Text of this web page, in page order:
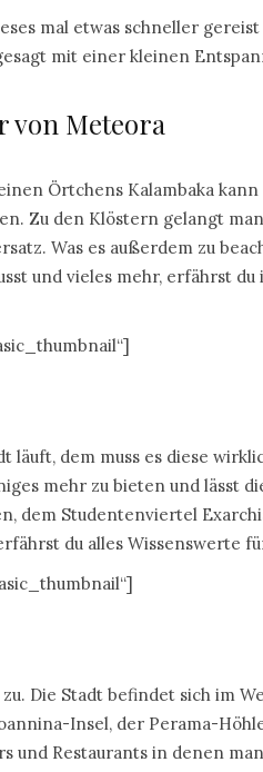
mal etwas schneller
mit einer kleinen
von Meteora
Örtchens Kalambaka kann
Zu den Klöstern gelangt
Was es außerdem zu
und vieles mehr, erfährst du
läuft, dem muss es diese
mehr zu bieten und lässt
dem Studentenviertel
du alles Wissenswerte
Die Stadt befindet sich im
Insel, der Perama-
und Restaurants in denen